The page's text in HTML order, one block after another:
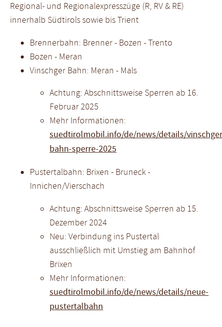
Regional- und Regionalexpresszüge (R, RV & RE)
innerhalb Südtirols sowie bis Trient
Brennerbahn: Brenner - Bozen - Trento
Bozen - Meran
Vinschger Bahn: Meran - Mals
Achtung: Abschnittsweise Sperren ab 16.
Februar 2025
Mehr Informationen:
suedtirolmobil.info/de/news/details/
bahn-sperre-2025
Pustertalbahn: Brixen - Bruneck -
Innichen/Vierschach
Achtung: Abschnittsweise Sperren ab 15.
Dezember 2024
Neu: Verbindung ins Pustertal
ausschließlich mit Umstieg am Bahnhof
Brixen
Mehr Informationen:
suedtirolmobil.info/de/news/details/neue-
pustertalbahn